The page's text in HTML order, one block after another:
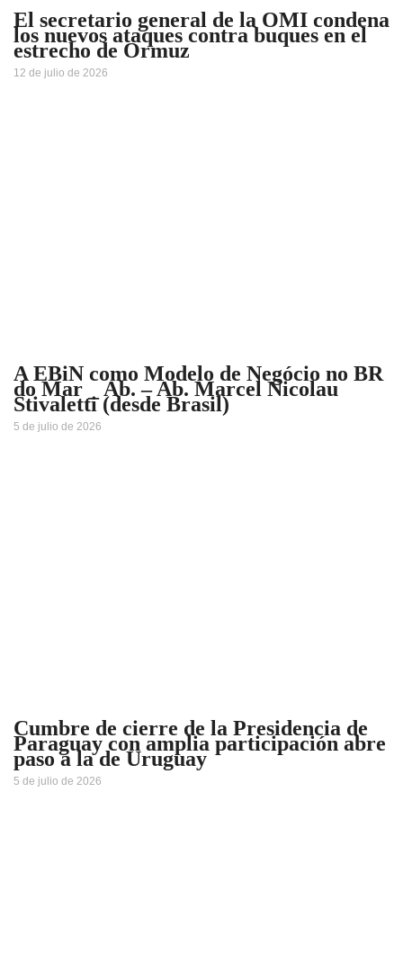
El secretario general de la OMI condena
los nuevos ataques contra buques en el
estrecho de Ormuz
12 de julio de 2026
A EBiN como Modelo de Negócio no BR
do Mar _ Ab. – Ab. Marcel Nicolau
Stivaletti (desde Brasil)
5 de julio de 2026
Cumbre de cierre de la Presidencia de
Paraguay con amplia participación abre
paso a la de Uruguay
5 de julio de 2026